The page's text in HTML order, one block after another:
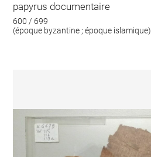
papyrus documentaire
600 / 699
(époque byzantine ; époque islamique)